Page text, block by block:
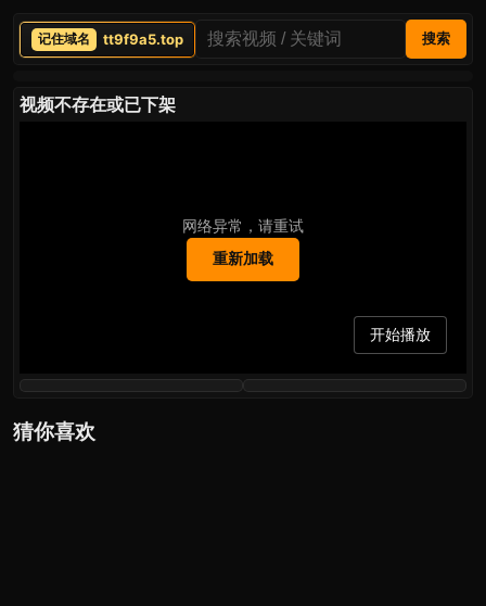
tt9f9a5.top 搜索
视频不存在或已下架
网络异常，请重试
重新加载
开始播放
猜你喜欢